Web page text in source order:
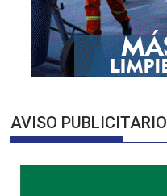
AVISO PUBLICITARIO